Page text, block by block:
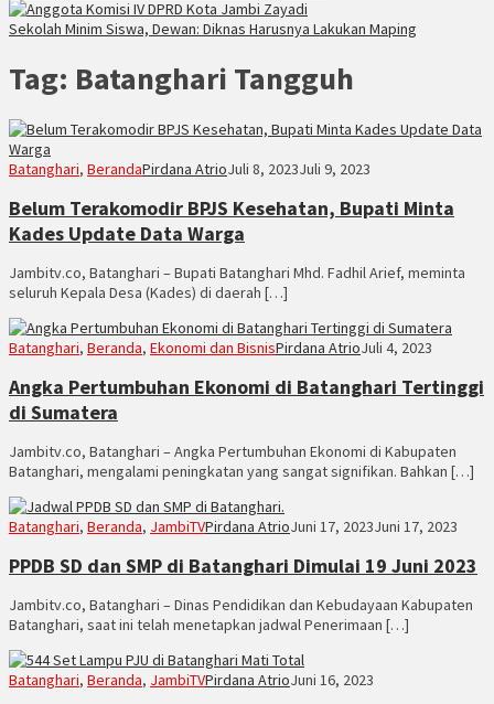
Sekolah Minim Siswa, Dewan: Diknas Harusnya Lakukan Maping
Tag: Batanghari Tangguh
Batanghari, BerandaPirdana AtrioJuli 8, 2023Juli 9, 2023
Belum Terakomodir BPJS Kesehatan, Bupati Minta
Kades Update Data Warga
Jambitv.co, Batanghari – Bupati Batanghari Mhd. Fadhil Arief, meminta
seluruh Kepala Desa (Kades) di daerah […]
Batanghari, Beranda, Ekonomi dan BisnisPirdana AtrioJuli 4, 2023
Angka Pertumbuhan Ekonomi di Batanghari Tertinggi
di Sumatera
Jambitv.co, Batanghari – Angka Pertumbuhan Ekonomi di Kabupaten
Batanghari, mengalami peningkatan yang sangat signifikan. Bahkan […]
Batanghari, Beranda, JambiTVPirdana AtrioJuni 17, 2023Juni 17, 2023
PPDB SD dan SMP di Batanghari Dimulai 19 Juni 2023
Jambitv.co, Batanghari – Dinas Pendidikan dan Kebudayaan Kabupaten
Batanghari, saat ini telah menetapkan jadwal Penerimaan […]
Batanghari, Beranda, JambiTVPirdana AtrioJuni 16, 2023